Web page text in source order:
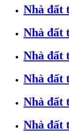
Nhà đất
Nhà đất
Nhà đất
Nhà đất
Nhà đất
Nhà đất